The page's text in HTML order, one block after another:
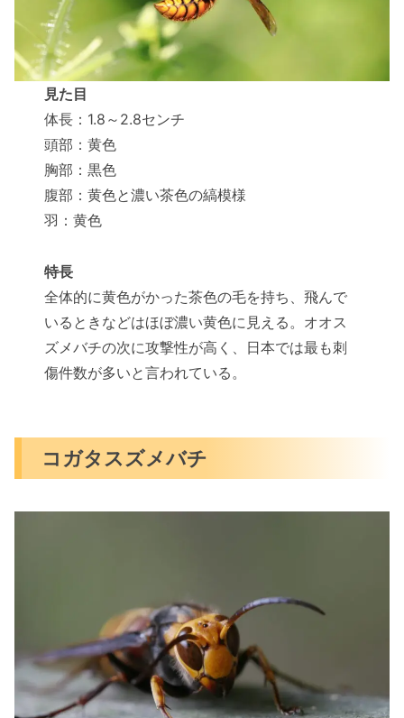
見た目
体長：1.8～2.8センチ
頭部：黄色
胸部：黒色
腹部：黄色と濃い茶色の縞模様
羽：黄色
特長
全体的に黄色がかった茶色の毛を持ち、飛んで
いるときなどはほぼ濃い黄色に見える。オオス
ズメバチの次に攻撃性が高く、日本では最も刺
傷件数が多いと言われている。
コガタスズメバチ